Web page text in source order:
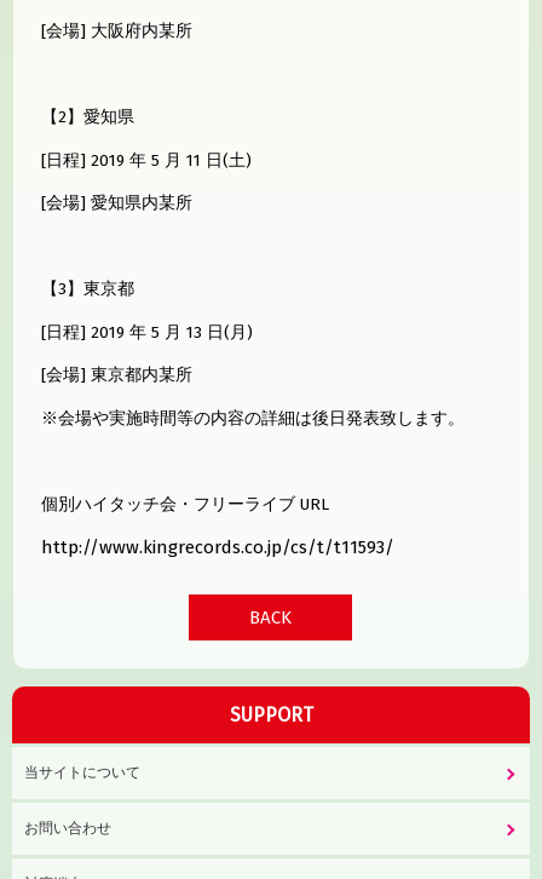
[会場] 大阪府内某所
【2】愛知県
[日程] 2019 年 5 月 11 日(土)
[会場] 愛知県内某所
【3】東京都
[日程] 2019 年 5 月 13 日(月)
[会場] 東京都内某所
※会場や実施時間等の内容の詳細は後日発表致します。
個別ハイタッチ会・フリーライブ URL
http://www.kingrecords.co.jp/cs/t/t11593/
BACK
SUPPORT
当サイトについて
お問い合わせ